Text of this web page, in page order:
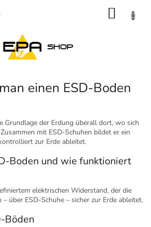
einen ESD-Boden
Grundlage der Erdung überall dort, wo sich
mit ESD-Schuhen bildet er ein
zur Erde ableitet.
Boden und wie funktioniert
elektrischen Widerstand, der die
über ESD-Schuhe – sicher zur Erde ableitet.
Böden